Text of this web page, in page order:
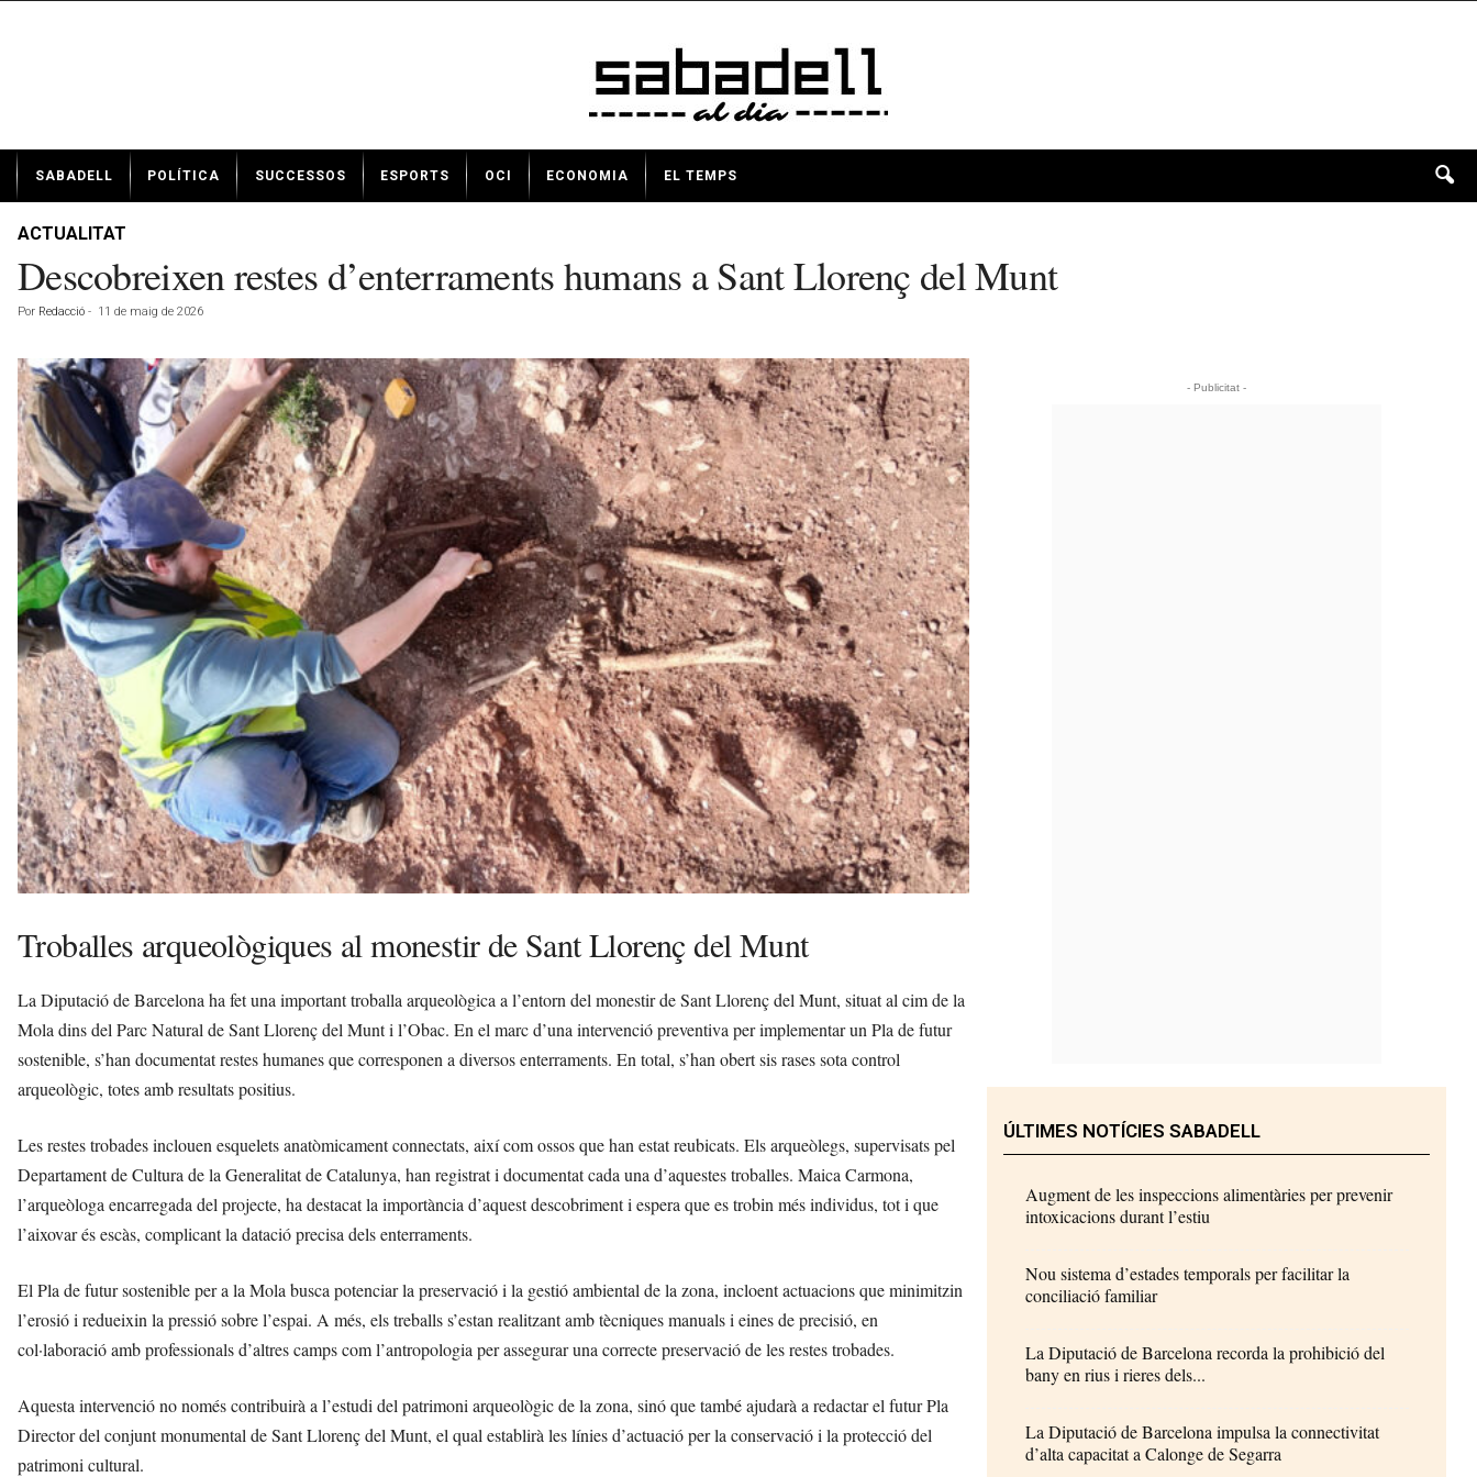
t
SABADELL POLÍTICA SUCCESSOS ESPORTS OCI ECONOMIA EL TEMPS
ACTUALITAT
Descobreixen restes d’enterraments humans a Sant Llorenç del Munt
Por Redacció - 11 de maig de 2026
Troballes arqueològiques al monestir de Sant Llorenç del Munt
La Diputació de Barcelona ha fet una important troballa arqueològica a l’entorn del monestir de Sant Llorenç del Munt, situat al cim de la
Mola dins del Parc Natural de Sant Llorenç del Munt i l’Obac. En el marc d’una intervenció preventiva per implementar un Pla de futur
sostenible, s’han documentat restes humanes que corresponen a diversos enterraments. En total, s’han obert sis rases sota control
arqueològic, totes amb resultats positius.
Les restes trobades inclouen esquelets anatòmicament connectats, així com ossos que han estat reubicats. Els arqueòlegs, supervisats pel
Departament de Cultura de la Generalitat de Catalunya, han registrat i documentat cada una d’aquestes troballes. Maica Carmona,
l’arqueòloga encarregada del projecte, ha destacat la importància d’aquest descobriment i espera que es trobin més individus, tot i que
l’aixovar és escàs, complicant la datació precisa dels enterraments.
El Pla de futur sostenible per a la Mola busca potenciar la preservació i la gestió ambiental de la zona, incloent actuacions que minimitzin
l’erosió i redueixin la pressió sobre l’espai. A més, els treballs s’estan realitzant amb tècniques manuals i eines de precisió, en
col·laboració amb professionals d’altres camps com l’antropologia per assegurar una correcte preservació de les restes trobades.
Aquesta intervenció no només contribuirà a l’estudi del patrimoni arqueològic de la zona, sinó que també ajudarà a redactar el futur Pla
Director del conjunt monumental de Sant Llorenç del Munt, el qual establirà les línies d’actuació per la conservació i la protecció del
patrimoni cultural.
- Publicitat -
ÚLTIMES NOTÍCIES SABADELL
Augment de les inspeccions alimentàries per prevenir
intoxicacions durant l’estiu
Nou sistema d’estades temporals per facilitar la
conciliació familiar
La Diputació de Barcelona recorda la prohibició del
bany en rius i rieres dels...
La Diputació de Barcelona impulsa la connectivitat
d’alta capacitat a Calonge de Segarra